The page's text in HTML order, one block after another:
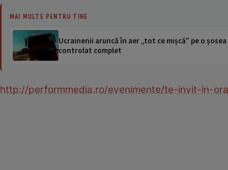
MAI MULTE PENTRU TINE
Ucrainenii aruncă în aer „tot ce mișcă” pe o
controlat complet
http://performmedia.ro/evenimente/te-invit-in-